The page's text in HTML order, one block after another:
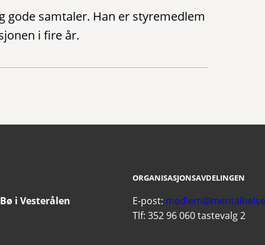
samtaler. Han er styremedlem
i fire år.
i Vesterålen
ORGANISASJONSAVDELINGEN
E-post:
Tlf: 352 96 060 tastevalg 2